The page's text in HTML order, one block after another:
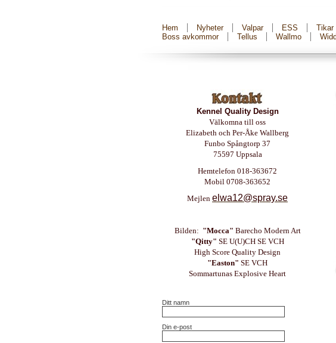
Hem Nyheter Valpar ESS Tikar
Boss avkommor
Tellus Wallmo
Kennel Quality Design
Välkomna till oss
Elizabeth och Per-Åke Wallberg
Funbo Spångtorp 37
75597 Uppsala
Hemtelefon 018-363672
Mobil 0708-363652
Mejlen elwa12@spray.se
Bilden: "Mocca" Barecho Modern Art
"Qitty" SE U(U)CH SE VCH
High Score Quality Design
"Easton" SE VCH
Sommartunas Explosive Heart
Ditt namn
Din e-post